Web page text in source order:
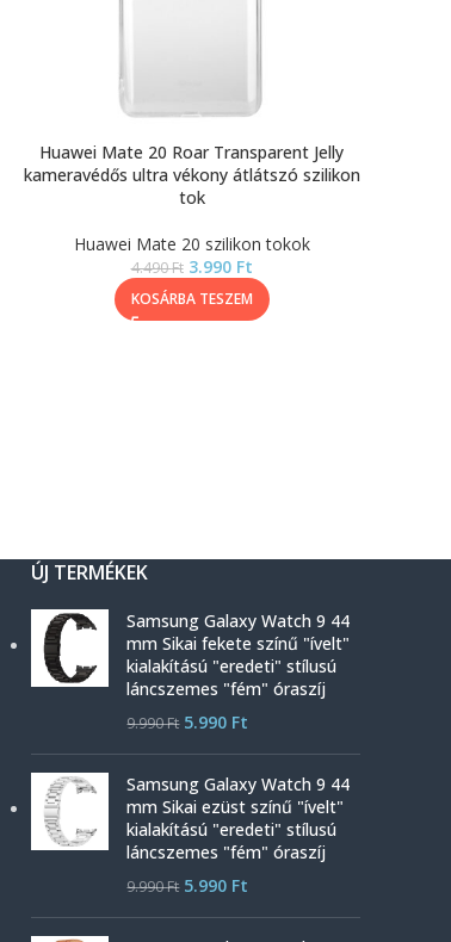
Huawei Mate 20 Roar Transparent Jelly
kameravédős ultra vékony átlátszó szilikon
tok
Huawei Mate 20 szilikon tokok
4.490Ft 3.990 Ft
KOSÁRBA TESZEM
ÚJ TERMÉKEK
Samsung Galaxy Watch 9 44
mm Sikai fekete színű "ívelt"
kialakítású "eredeti" stílusú
láncszemes "fém" óraszíj
9.990Ft 5.990 Ft
Samsung Galaxy Watch 9 44
mm Sikai ezüst színű "ívelt"
kialakítású "eredeti" stílusú
láncszemes "fém" óraszíj
9.990Ft 5.990 Ft